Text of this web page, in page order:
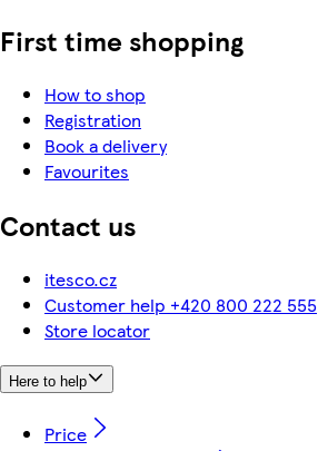
First time shopping
How to shop
Registration
Book a delivery
Favourites
Contact us
itesco.cz
Customer help +420 800 222 555
Store locator
Here to help
Price